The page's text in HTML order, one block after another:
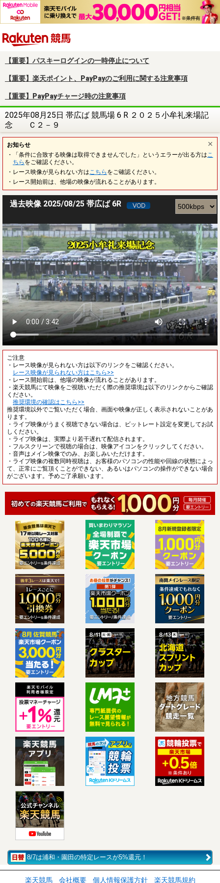
【重要】パスキーログインの一時停止について
【重要】楽天ポイント、PayPayのご利用に関する注意事項
【重要】PayPayチャージ時の注意事項
2025年08月25日 帯広ば 競馬場 6 R ２０２５小牟礼来場記
念 Ｃ２－９
お知らせ
・「条件に合致する映像は取得できませんでした」というエラーが出る方は こ
ちら をご確認ください。
・レース映像が見られない方は こちら をご確認ください。
・レース開始前は、他場の映像が流れることがあります。
過去映像 2025/08/25 帯広ば 6R
ご注意
・レース映像が見られない方は以下のリンクをご確認ください。
レース映像が見られない方はこちら>>
・レース開始前は、他場の映像が流れることがあります。
・楽天競馬にて映像をご視聴いただく際の推奨環境は以下のリンクからご確認
ください。
推奨環境の確認はこちら>>
推奨環境以外でご覧いただく場合、画面や映像が正しく表示されないことがあ
ります。
・ライブ映像がうまく視聴できない場合は、ビットレート設定を変更してお試
しください。
・ライブ映像は、実際より若干遅れて配信されます。
・フルスクリーンで視聴の場合は、映像アイコンをクリックしてください。
・音声はメイン映像でのみ、お楽しみいただけます。
・ライブ映像の複数同時視聴は、お客様のパソコンの性能や回線の状態によっ
て、正常にご覧頂くことができない、あるいはパソコンの操作ができない場合
がございます。予めご了承願います。
8/7は浦和・園田の特定レースが5%還元！
楽天競馬 会社概要 個人情報保護方針 楽天競馬規約